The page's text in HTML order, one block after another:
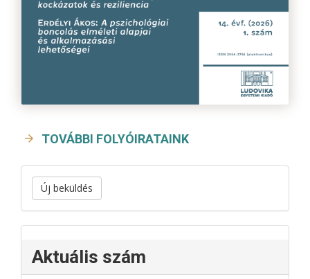
TOVÁBBI FOLYÓIRATAINK
Új beküldés
Aktuális szám